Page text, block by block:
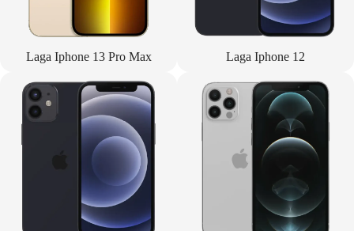
Laga Iphone 13 Pro Max Laga Iphone 12